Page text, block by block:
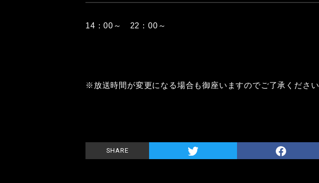
14：00～ 22：00～
※放送時間が変更になる場合も御座いますのでご了承ください
SHARE